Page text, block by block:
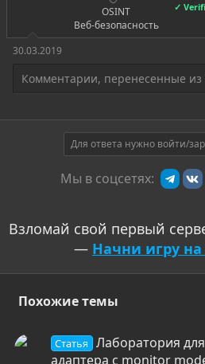
OSINT
Веб-безопасность
✓
30.03.2019
Комментарии, перенесенные из
Для ответа нужно войти/
Мы в соцсетях:
Взломай свой первый
— Начни игру
Похожие темы
Статья
Лаборатория
адаптера с monitor